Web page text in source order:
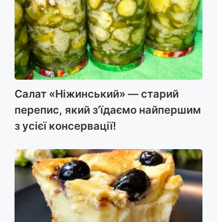
Салат «Ніжинський» — старий
перепис, який з’їдаємо найпершим
з усієї консервації!